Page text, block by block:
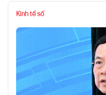
Kinh tế số